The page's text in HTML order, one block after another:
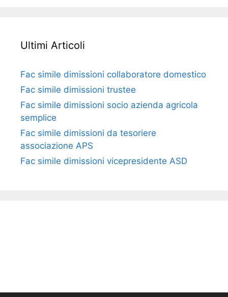
Ultimi Articoli
Fac simile dimissioni collaboratore domestico​​​
Fac simile dimissioni trustee​​​
Fac simile ​dimissioni socio azienda agricola
semplice​​​
Fac simile dimissioni da tesoriere
associazione APS​​
Fac simile dimissioni vicepresidente ASD​​